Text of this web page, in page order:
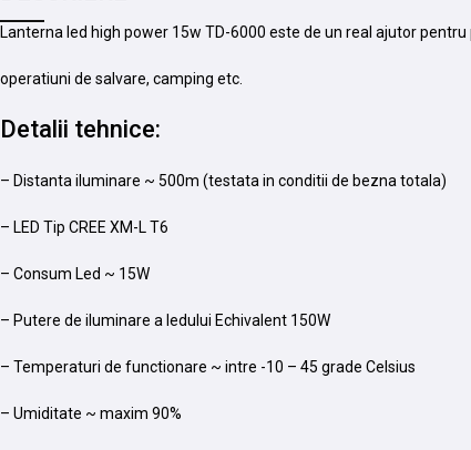
Lanterna led high power 15w TD-6000 este de un real ajutor
operatiuni de salvare, camping etc.
Detalii tehnice:
– Distanta iluminare ~ 500m (testata in conditii de bezna totala)
– LED Tip CREE XM-L T6
– Consum Led ~ 15W
– Putere de iluminare a ledului Echivalent 150W
– Temperaturi de functionare ~ intre -10 – 45 grade Celsius
– Umiditate ~ maxim 90%